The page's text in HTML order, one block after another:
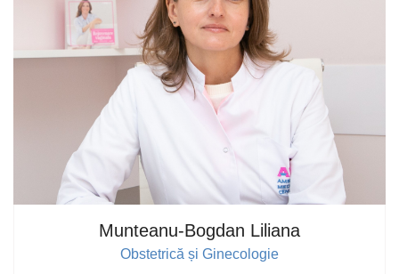
Munteanu-Bogdan Liliana
Obstetrică și Ginecologie